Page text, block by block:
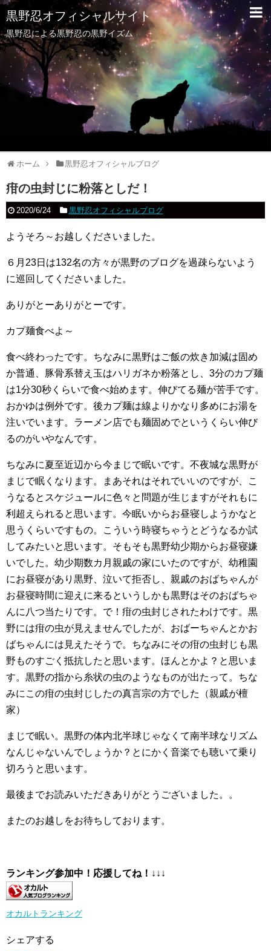
黒野忍オフィシャルサイト
黒野忍による黒野忍の黒野イズム
ホーム 黒野忍オフィシャルブログ
疳の虫封じに粉落としだ！
2020/6/24 黒野忍オフィシャルブログ
ようそろ～お越しくださいました。
６月23日は132名の方々が黒野のブログを過疎らないよう
に巡回してくださいました。
ありがとーありがとーです。
カプ麺食べよ～
食べ終わったです。ちなみに黒野はご飯の炊き加減は固め
か普通、豚骨系替え玉はハリガネか粉落とし、3分のカプ麺
は1分30秒くらいで食べ始めます。伸びてる麺が苦手です。
おかゆは例外です。後カプ麺は線よりかなり多めにお湯を
注いでいます。ラーメン店でも麺固めでというくらい伸び
るのがいやなんです。
ちなみに夏至近辺から今まじで眠いです。不夜城な黒野が
まじで眠くなります。まあそれはそれでいいのですが、こ
うなるとスケジュールに色々と問題が生じますがそれもに
利超えられると思います。今眠いからお昼寝しようかなと
思うくらいですもの。こういう時寝ちゃうとどうなるか試
してみたいと思います。そもそも黒野幼少期からお昼寝嫌
いでした。幼少期数カ月親戚の家にいたのですが、幼稚園
にお昼寝があり黒野、泣いて拒否し、親戚のおばちゃんが
お昼寝時間に迎えに来るというしかも黒野はそのおばちゃ
んに八つ当たりです。で！疳の虫封じされたわけです。黒
野には疳の虫が見えませんでしたが、おばーちゃんとかお
ばちゃんには見えたそうで。ちなみにその疳の虫封じも黒
野ものすごく抵抗したと思います。ほんとかよ？と思いま
す。黒野の指から糸状の虫のようなものが出たって。ちな
みにこの疳の虫封じしたの真言宗の方でした（親戚が檀
家）
まじで眠い。黒野の体内北半球じゃなくて南半球なリズム
なんじゃないんでしょうか？とにかく音楽でも聴いて乗り
切ろうと思います。
最後までお読みいただきありがとうございました。。
またのお越しをお待ちしております。
ランキング参加中！応援してね！ ↓↓↓
オカルトランキング
シェアする